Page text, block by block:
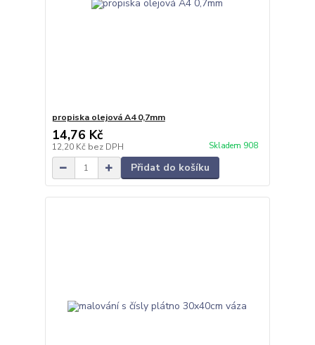
propiska olejová A4 0,7mm
14,76 Kč
12,20 Kč bez DPH Skladem 908
Přidat do košíku